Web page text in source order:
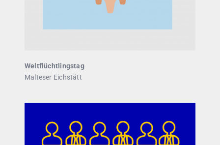
Weltflüchtlingstag
Malteser Eichstätt